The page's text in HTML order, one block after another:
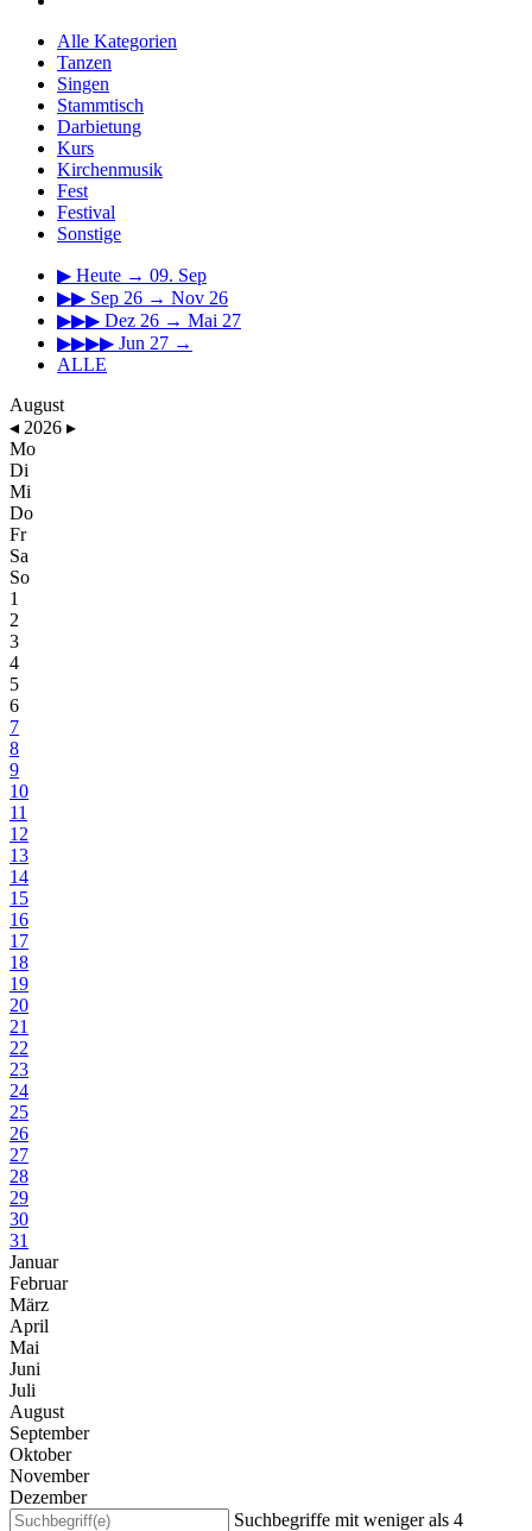
Alle Kategorien
Tanzen
Singen
Stammtisch
Darbietung
Kurs
Kirchenmusik
Fest
Festival
Sonstige
▶ Heute → 09. Sep
▶▶ Sep 26 → Nov 26
▶▶▶ Dez 26 → Mai 27
▶▶▶▶ Jun 27 →
ALLE
August
◂ 2026 ▸
Mo
Di
Mi
Do
Fr
Sa
So
1
2
3
4
5
6
7
8
9
10
11
12
13
14
15
16
17
18
19
20
21
22
23
24
25
26
27
28
29
30
31
Januar
Februar
März
April
Mai
Juni
Juli
August
September
Oktober
November
Dezember
Suchbegriffe mit weniger als 4